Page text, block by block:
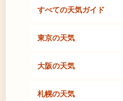
すべての天気ガイド
東京の天気
大阪の天気
札幌の天気